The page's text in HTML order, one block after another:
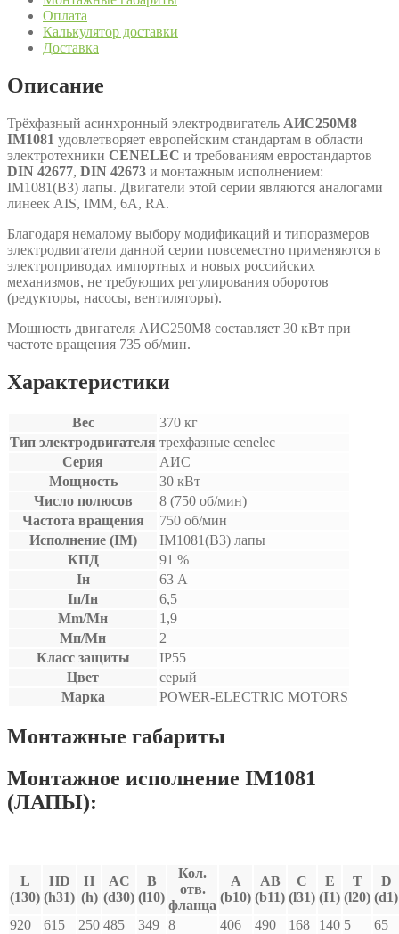
Оплата
Калькулятор доставки
Доставка
Описание
Трёхфазный асинхронный электродвигатель АИС250М8
IM1081 удовлетворяет европейским стандартам в области
электротехники CENELEC и требованиям евростандартов
DIN 42677, DIN 42673 и монтажным исполнением:
IM1081(B3) лапы. Двигатели этой серии являются аналогами
линеек АIS, IMM, 6A, RA.
Благодаря немалому выбору модификаций и типоразмеров
электродвигатели данной серии повсеместно применяются в
электроприводах импортных и новых российских
механизмов, не требующих регулирования оборотов
(редукторы, насосы, вентиляторы).
Мощность двигателя АИС250М8 составляет 30 кВт при
частоте вращения 735 об/мин.
Характеристики
Вес
370 кг
Тип электродвигателя трехфазные cenelec
Серия
АИС
Мощность
30 кВт
Число полюсов
8 (750 об/мин)
Частота вращения
750 об/мин
Исполнение (IM)
IM1081(B3) лапы
КПД
91 %
Iн
63 А
Iп/Iн
6,5
Mm/Мн
1,9
Мп/Мн
2
Класс защиты
IP55
Цвет
серый
Марка
POWER-ELECTRIC MOTORS
Монтажные габариты
Монтажное исполнение IM1081
(ЛАПЫ):
L
(130)
HD
(h31)
H
(h)
AC
(d30)
В
(l10)
Кол.
отв.
фланца
A
(b10)
AB
(b11)
C
(l31)
E
(I1)
T
(l20)
D
(d1)
920
615 250 485 349 8 406 490 168 140 5 65